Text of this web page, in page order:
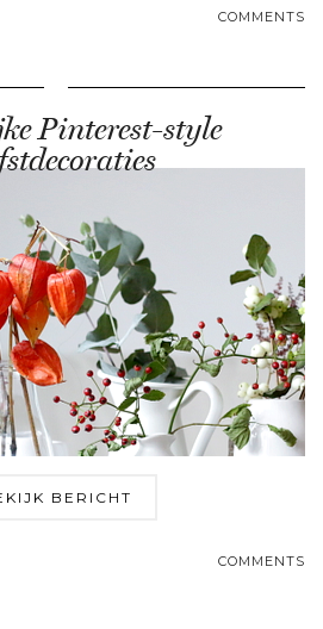
COMMENTS
Pinterest-style
BERICHT
COMMENTS